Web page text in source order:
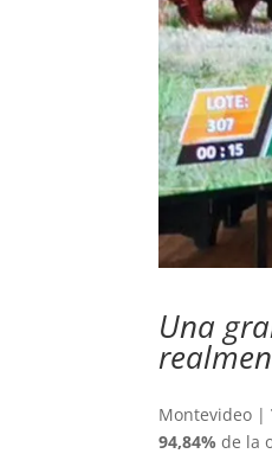
Una
Montevideo |
94,84% de la